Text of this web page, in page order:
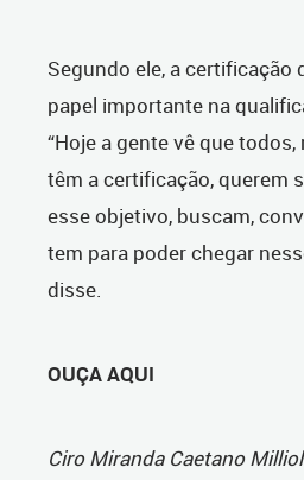
Segundo ele, a certificação
papel importante na
“Hoje a gente vê que
têm a certificação, querem
esse objetivo, buscam,
tem para poder chegar
disse.
OUÇA AQUI
Ciro Miranda Caetano